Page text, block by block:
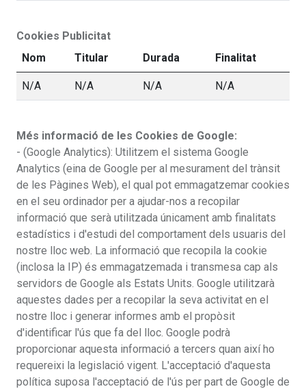
Cookies Publicitat
Nom
Titular Durada Finalitat
N/A N/A N/A N/A
Més informació de les Cookies de Google:
- (Google Analytics): Utilitzem el sistema Google
Analytics (eina de Google per al mesurament del trànsit
de les Pàgines Web), el qual pot emmagatzemar cookies
en el seu ordinador per a ajudar-nos a recopilar
informació que serà utilitzada únicament amb finalitats
estadístics i d'estudi del comportament dels usuaris del
nostre lloc web. La informació que recopila la cookie
(inclosa la IP) és emmagatzemada i transmesa cap als
servidors de Google als Estats Units. Google utilitzarà
aquestes dades per a recopilar la seva activitat en el
nostre lloc i generar informes amb el propòsit
d'identificar l'ús que fa del lloc. Google podrà
proporcionar aquesta informació a tercers quan així ho
requereixi la legislació vigent. L'acceptació d'aquesta
política suposa l'acceptació de l'ús per part de Google de